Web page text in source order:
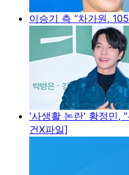
이승기 측 “차가원,
'사생활 논란' 황정민,
건X파일]